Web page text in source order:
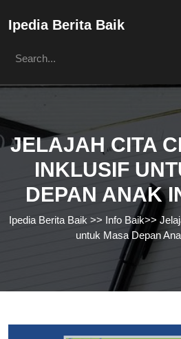
Ipedia Berita Baik
for:
JELAJAH CITA
INKLUSIF
DEPAN ANAK
Ipedia Berita Baik >> Info Baik>>
untuk Masa Depan